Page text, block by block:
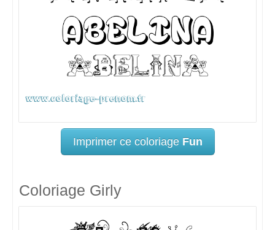
Imprimer ce coloriage Fun
Coloriage Girly